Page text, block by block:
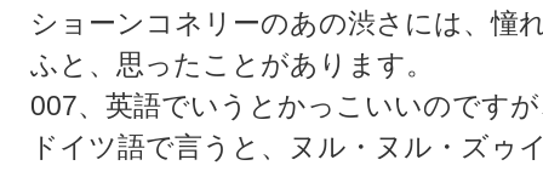
ショーンコネリーのあの渋さには、憧
ふと、思ったことがあります。
007、英語でいうとかっこいいのです
ドイツ語で言うと、ヌル・ヌル・ズゥ